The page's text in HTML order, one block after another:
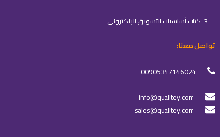
3. كتاب أساسيات التسويق الإلكتروني
تواصل معنا:
00905347146024
info@qualitey.com
sales@qualitey.com